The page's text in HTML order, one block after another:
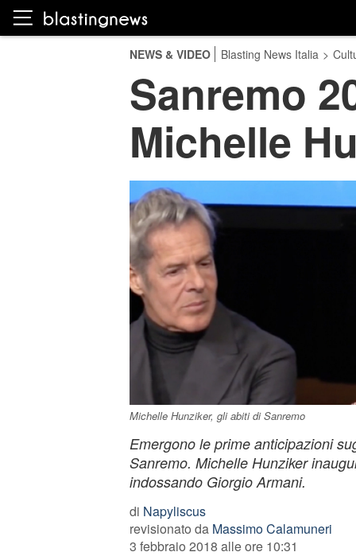
NEWS & VIDEO Blasting News Italia >
Sanremo
Michelle
Michelle Hunziker, gli abiti di Sanremo
Emergono le prime anticipazioni
Sanremo. Michelle Hunziker
indossando Giorgio Armani.
di Napyliscus
revisionato da Massimo Calamuneri
3 febbraio 2018 alle ore 10:31